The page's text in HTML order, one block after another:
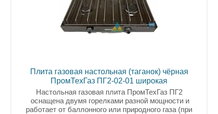
Плита газовая настольная (таганок) чёрная
ПромТехГаз ПГ2-02-01 широкая
Настольная газовая плита ПромТехГаз ПГ2
оснащена двумя горелками разной мощности и
работает от баллонного или природного газа (при